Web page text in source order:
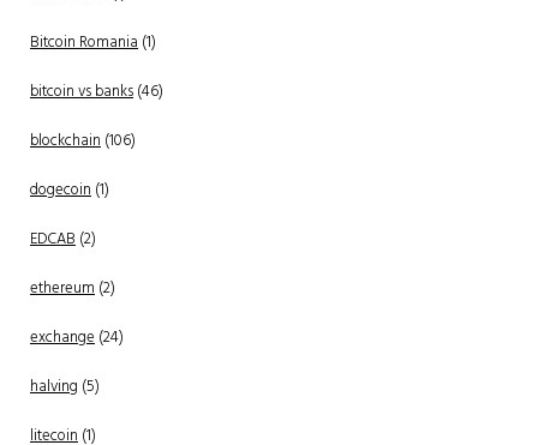
Bitcoin Romania(1)
bitcoin vs banks(46)
blockchain(106)
dogecoin(1)
EDCAB(2)
ethereum(2)
exchange(24)
halving (5)
litecoin(1)